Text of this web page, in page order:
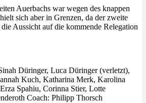
Auerbachs war wegen des knappen
sich aber in Grenzen, da der zweite
Aussicht auf die kommende Relegation
Düringer, Luca Düringer (verletzt),
Kuch, Katharina Merk, Karolina
Spahiu, Corinna Stier, Lotte
Coach: Philipp Thorsch